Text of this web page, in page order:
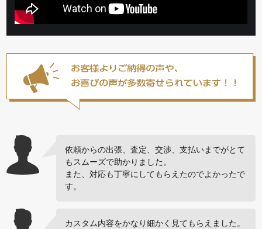
依頼からの出張、査定、交渉、支払いまでがとて
もスムーズで助かりました。
また、対応も丁寧にしてもらえたのでよかったで
す。
カスタム内容をかなり細かく見てもらえました。